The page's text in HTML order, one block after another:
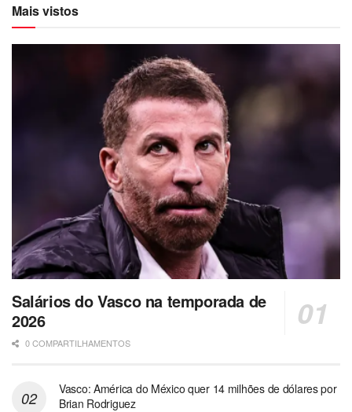
Mais vistos
Salários do Vasco na temporada de
2026
0 COMPARTILHAMENTOS
Vasco: América do México quer 14 milhões de dólares por
Brian Rodriguez